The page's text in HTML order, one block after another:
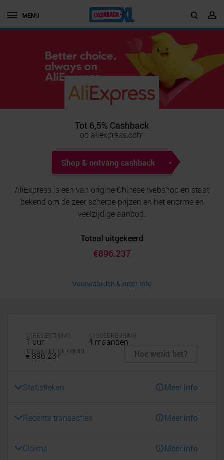
MENU
Tot 6,5% Cashback
op aliexpress.com
Shop & ontvang cashback
AliExpress is een van origine Chinese webshop en staat
bekend om de zeer scherpe prijzen en het enorme en
veelzijdige aanbod.
Totaal uitgekeerd
€896.237
Voorwaarden & meer info
BEVESTIGING
1 uur
GOEDKEURING
4 maanden
TOTAAL UITGEKEERD
€ 896.237 Hoe werkt het?
Statistieken Meer info
Recente transacties Meer info
Claims Meer info